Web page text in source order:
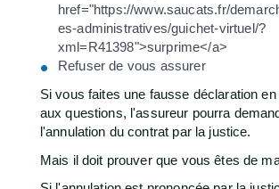
href="https://www.saucats.fr/
es-administratives/guichet-virtuel/?
xml=R41398">surprime</a>
Refuser de vous assurer
Si vous faites une fausse déclaration
aux questions, l'assureur pourra
l'annulation du contrat par la justice.
Mais il doit prouver que vous êtes de